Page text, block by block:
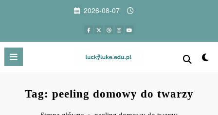
2026-08-07
Tag: peeling domowy do twarzy